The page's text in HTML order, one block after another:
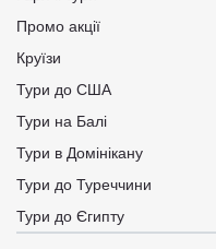
Промо акції
Круїзи
Тури до США
Тури на Балі
Тури в Домінікану
Тури до Туреччини
Тури до Єгипту